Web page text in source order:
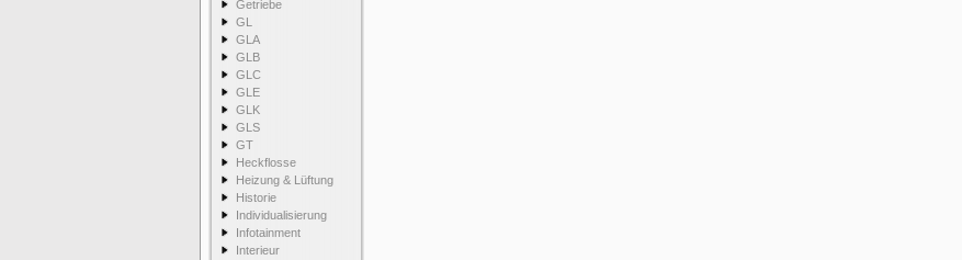
Getriebe
GL
GLA
GLB
GLC
GLE
GLK
GLS
GT
Heckflosse
Heizung & Lüftung
Historie
Individualisierung
Infotainment
Interieur